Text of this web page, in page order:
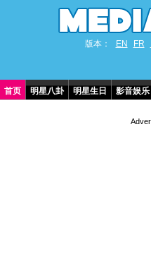
版本： EN FR
首页 明星八卦 明星生日 影音娱乐